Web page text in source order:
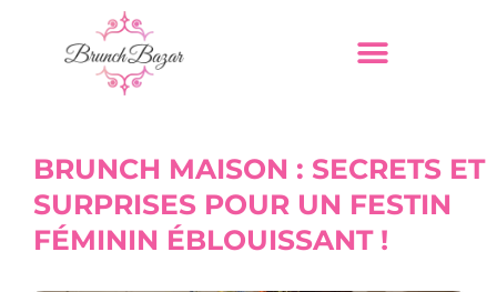
BRUNCH MAISON : SECRETS ET
SURPRISES POUR UN FESTIN
FÉMININ ÉBLOUISSANT !